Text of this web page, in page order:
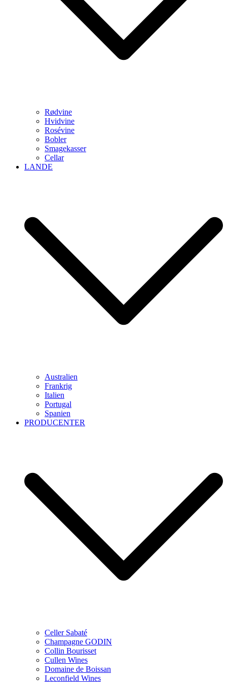
Rødvine
Hvidvine
Rosévine
Bobler
Smagekasser
Cellar
LANDE
Australien
Frankrig
Italien
Portugal
Spanien
PRODUCENTER
Celler Sabaté
Champagne GODIN
Collin Bourisset
Cullen Wines
Domaine de Boissan
Leconfield Wines